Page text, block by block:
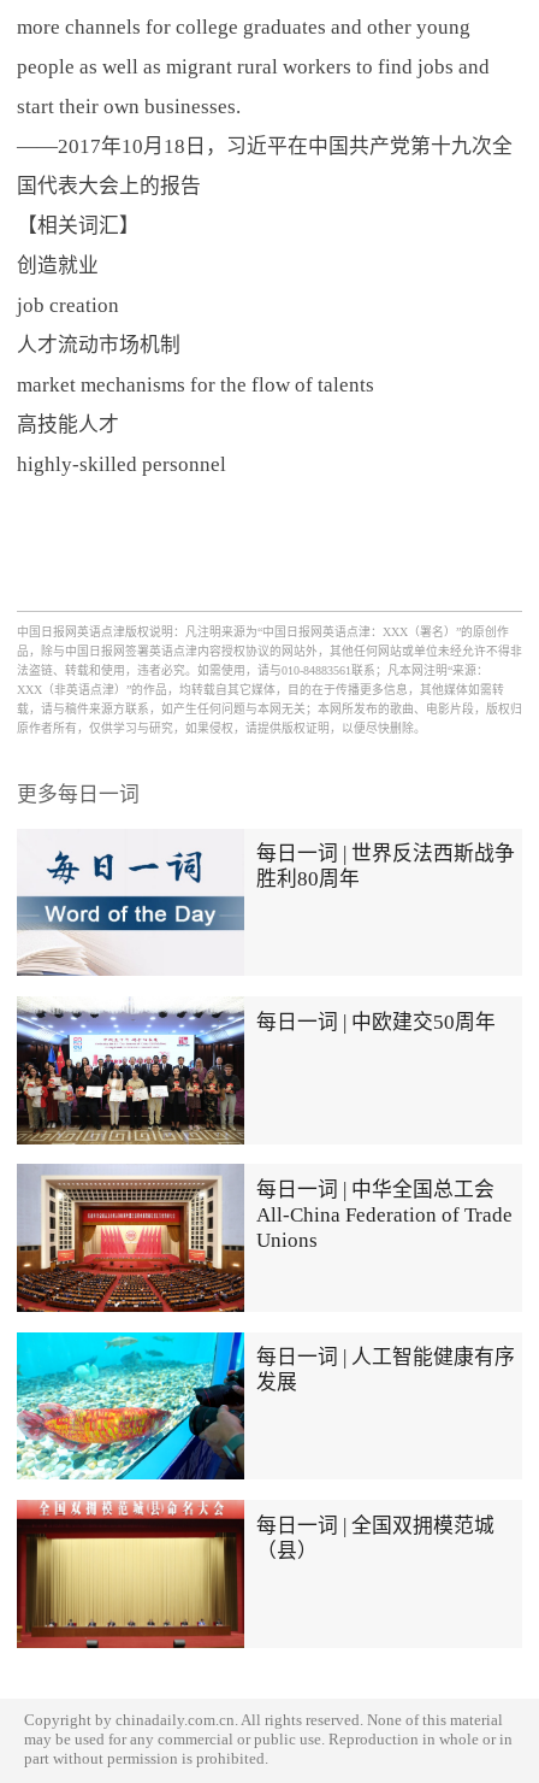
more channels for college graduates and other young
people as well as migrant rural workers to find jobs and
start their own businesses.
——2017年10月18日，习近平在中国共产党第十九次全
国代表大会上的报告
【相关词汇】
创造就业
job creation
人才流动市场机制
market mechanisms for the flow of talents
高技能人才
highly-skilled personnel
中国日报网英语点津版权说明：凡注明来源为“中国日报网英语点津：XXX（署名）”的原创作
品，除与中国日报网签署英语点津内容授权协议的网站外，其他任何网站或单位未经允许不得非
法盗链、转载和使用，违者必究。如需使用，请与010-84883561联系；凡本网注明“来源：
XXX（非英语点津）”的作品，均转载自其它媒体，目的在于传播更多信息，其他媒体如需转
载，请与稿件来源方联系，如产生任何问题与本网无关；本网所发布的歌曲、电影片段，版权归
原作者所有，仅供学习与研究，如果侵权，请提供版权证明，以便尽快删除。
更多每日一词
每日一词 | 世界反法西斯战争
胜利80周年
每日一词 | 中欧建交50周年
每日一词 | 中华全国总工会
All-China Federation of Trade
Unions
每日一词 | 人工智能健康有序
发展
每日一词 | 全国双拥模范城
（县）
Copyright by chinadaily.com.cn. All rights reserved. None of this material
may be used for any commercial or public use. Reproduction in whole or in
part without permission is prohibited.